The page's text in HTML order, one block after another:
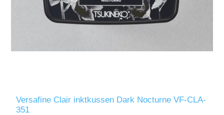
Versafine Clair inktkussen Dark Nocturne VF-CLA-
351